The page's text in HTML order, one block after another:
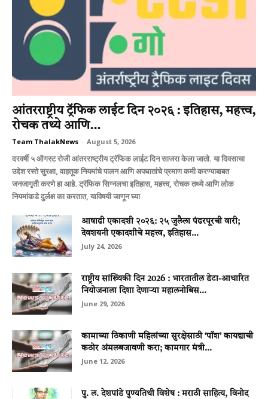
आंतरराष्ट्रीय ट्रॅफिक लाईट दिन २०२६ : इतिहास, महत्त्व,
रोचक तथ्ये आणि...
Team ThalakNews - August 5, 2026
दरवर्षी ५ ऑगस्ट रोजी आंतरराष्ट्रीय ट्रॅफिक लाईट दिन साजरा केला जातो. या दिवसाचा
उद्देश रस्ते सुरक्षा, वाहतूक नियमांचे पालन आणि अपघातांचे प्रमाण कमी करण्याबाबत
जनजागृती करणे हा आहे. ट्रॅफिक सिग्नलचा इतिहास, महत्त्व, रोचक तथ्ये आणि लोक
नियमांकडे दुर्लक्ष का करतात, याविषयी जाणून घ्या
आषाढी एकादशी २०२६: २५ जुलैला पंढरपूरची वारी;
देवशयनी एकादशीचे महत्त्व, इतिहास...
July 24, 2026
राष्ट्रीय सांख्यिकी दिन 2026 : भारतातील डेटा-आधारित
नियोजनाला दिशा देणाऱ्या महालनोबिस...
June 29, 2026
कामाच्या ठिकाणी महिलांच्या सुरक्षेसाठी ‘पॉश’ कायद्याची
कठोर अंमलबजावणी करा; कामगार मंत्री...
June 12, 2026
पु. ल. देशपांडे पुण्यतिथी विशेष : मराठी साहित्य, विनोद